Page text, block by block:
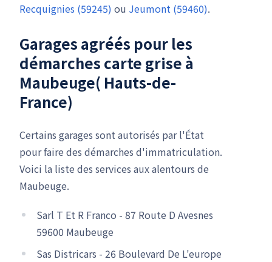
Recquignies (59245) ou Jeumont (59460).
Garages agréés pour les
démarches carte grise à
Maubeuge( Hauts-de-
France)
Certains garages sont autorisés par l'État
pour faire des démarches d'immatriculation.
Voici la liste des services aux alentours de
Maubeuge.
Sarl T Et R Franco - 87 Route D Avesnes
59600 Maubeuge
Sas Districars - 26 Boulevard De L'europe